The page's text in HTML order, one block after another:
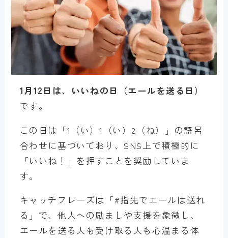
1月12日は、いいねの日（エールを送る日）
です。
この日は「1（い）1（い）2（ね）」の語呂
合わせに基づいており、SNS上で積極的に
「いいね！」を押すことを奨励していま
す。
キャッチフレーズは「#指先でエールは送れ
る」で、他人への励ましや支援を象徴し、
エールを送る人も受け取る人も心温まる体